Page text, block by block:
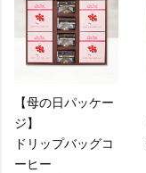
【母の日パッケー
ジ】
ドリップバッグコ
ーヒー